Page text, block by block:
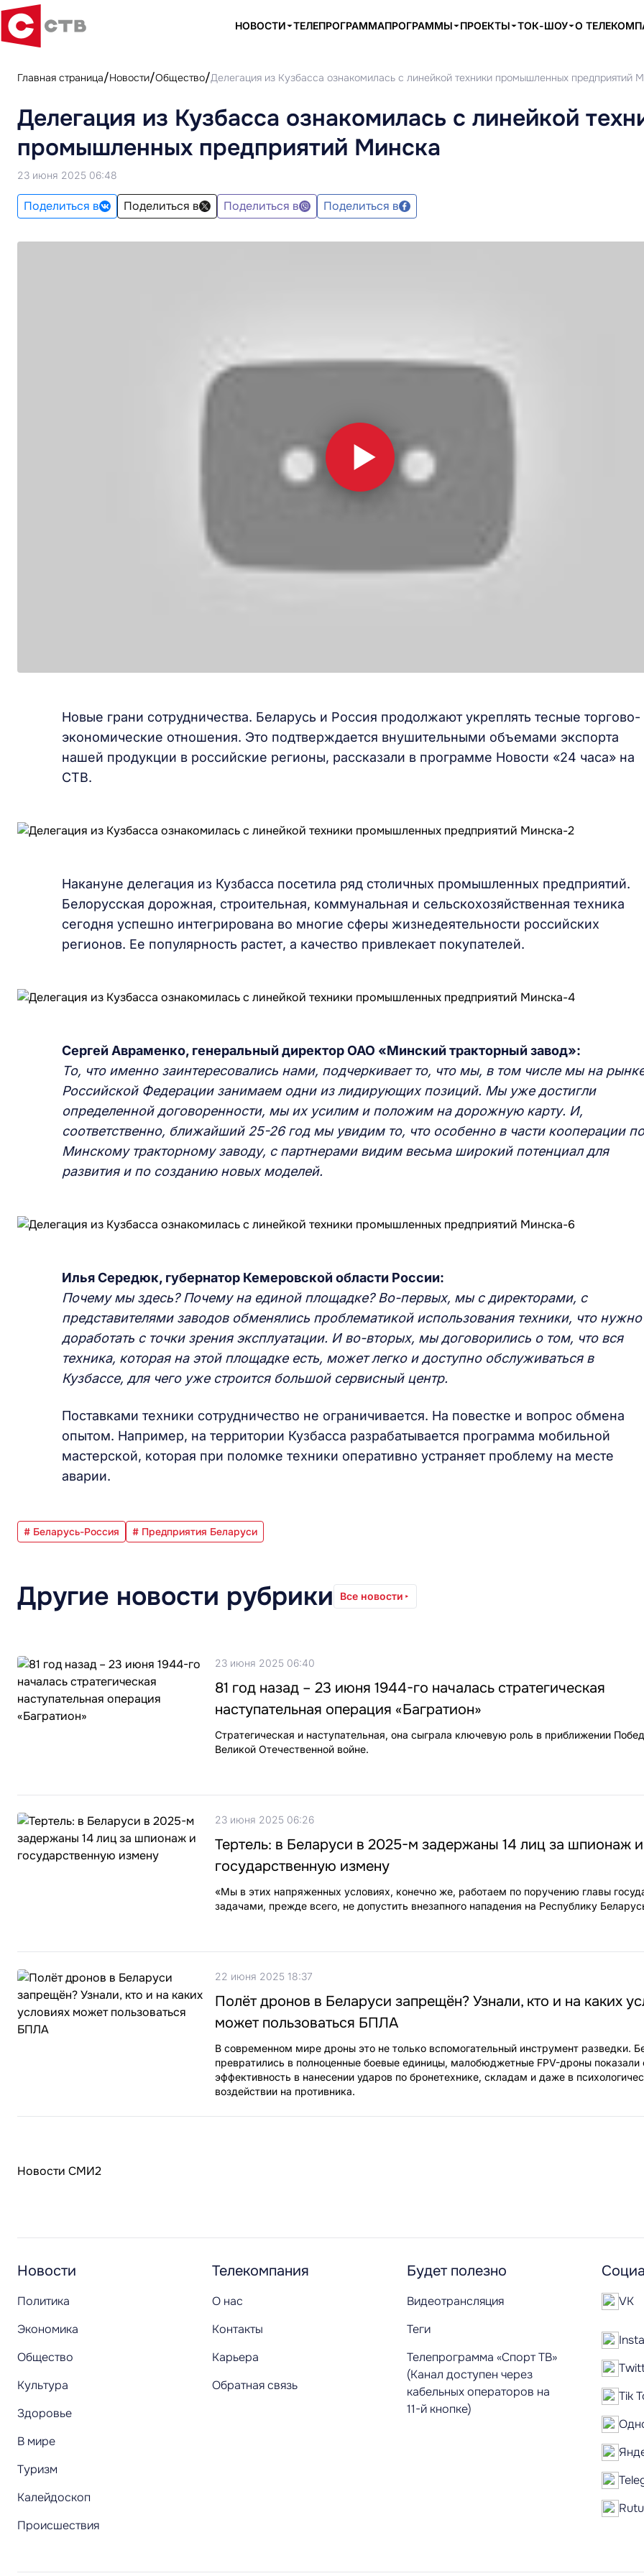
НОВОСТИ ТЕЛЕПРОГРАММАПРОГРАММЫ ПРОЕКТЫ ТОК-ШОУ О
Главная страница Новости Общество Делегация из Кузбасса ознакомилась с линейкой техники промышленных предприятий
Делегация из Кузбасса ознакомилась с линейкой
промышленных предприятий Минска
23 июня 2025 06:48
Поделиться в Поделиться в Поделиться в Поделиться в
Новые грани сотрудничества. Беларусь и Россия продолжают укреплять тесные торгово-
экономические отношения. Это подтверждается внушительными объемами экспорта
нашей продукции в российские регионы, рассказали в программе Новости «24 часа» на
СТВ.
Накануне делегация из Кузбасса посетила ряд столичных промышленных предприятий.
Белорусская дорожная, строительная, коммунальная и сельскохозяйственная техника
сегодня успешно интегрирована во многие сферы жизнедеятельности российских
регионов. Ее популярность растет, а качество привлекает покупателей.
Сергей Авраменко, генеральный директор ОАО «Минский тракторный завод»:
То, что именно заинтересовались нами, подчеркивает то, что мы, в том числе мы на
Российской Федерации занимаем одни из лидирующих позиций. Мы уже достигли
определенной договоренности, мы их усилим и положим на дорожную карту. И,
соответственно, ближайший 25-26 год мы увидим то, что особенно в части кооперации по
Минскому тракторному заводу, с партнерами видим весьма широкий потенциал для
развития и по созданию новых моделей.
Илья Середюк, губернатор Кемеровской области России:
Почему мы здесь? Почему на единой площадке? Во-первых, мы с директорами, с
представителями заводов обменялись проблематикой использования техники, что нужно
доработать с точки зрения эксплуатации. И во-вторых, мы договорились о том, что вся
техника, которая на этой площадке есть, может легко и доступно обслуживаться в
Кузбассе, для чего уже строится большой сервисный центр.
Поставками техники сотрудничество не ограничивается. На повестке и вопрос обмена
опытом. Например, на территории Кузбасса разрабатывается программа мобильной
мастерской, которая при поломке техники оперативно устраняет проблему на месте
аварии.
# Беларусь-Россия # Предприятия Беларуси
Другие новости рубрики Все новости
23 июня 2025 06:40
81 год назад – 23 июня 1944-го началась стратегическая
наступательная операция «Багратион»
Стратегическая и наступательная, она сыграла ключевую роль в приближении
Великой Отечественной войне.
23 июня 2025 06:26
Тертель: в Беларуси в 2025-м задержаны 14 лиц за шпионаж и
государственную измену
«Мы в этих напряженных условиях, конечно же, работаем по поручению главы
задачами, прежде всего, не допустить внезапного нападения на Республику
22 июня 2025 18:37
Полёт дронов в Беларуси запрещён? Узнали, кто и на каких
может пользоваться БПЛА
В современном мире дроны это не только вспомогательный инструмент разведки.
превратились в полноценные боевые единицы, малобюджетные FPV-дроны показали
эффективность в нанесении ударов по бронетехнике, складам и даже в
воздействии на противника.
Новости СМИ2
Новости
Политика
Экономика
Общество
Культура
Здоровье
В мире
Туризм
Калейдоскоп
Происшествия
Телекомпания
О нас
Контакты
Карьера
Обратная связь
Будет полезно
Видеотрансляция
Теги
Телепрограмма «Спорт ТВ»
(Канал доступен через
кабельных операторов на
11-й кнопке)
VK
Tik